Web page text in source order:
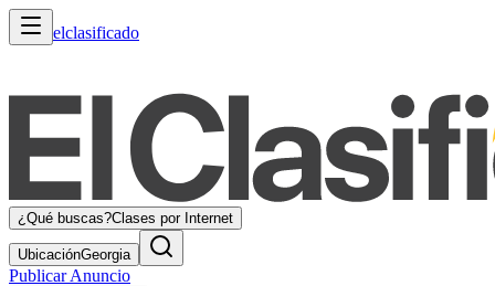
elclasificado
¿Qué buscas?Clases por Internet
UbicaciónGeorgia
Publicar Anuncio